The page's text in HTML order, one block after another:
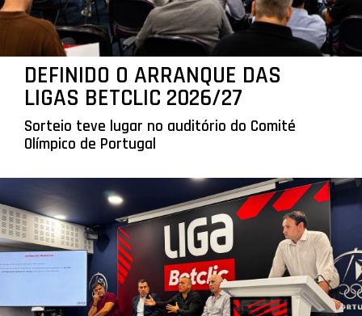
DEFINIDO O ARRANQUE DAS
LIGAS BETCLIC 2026/27
Sorteio teve lugar no auditório do Comité
Olímpico de Portugal